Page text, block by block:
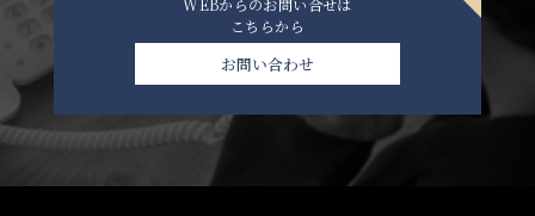
WEBからのお問い合せは
こちらから
お問い合わせ